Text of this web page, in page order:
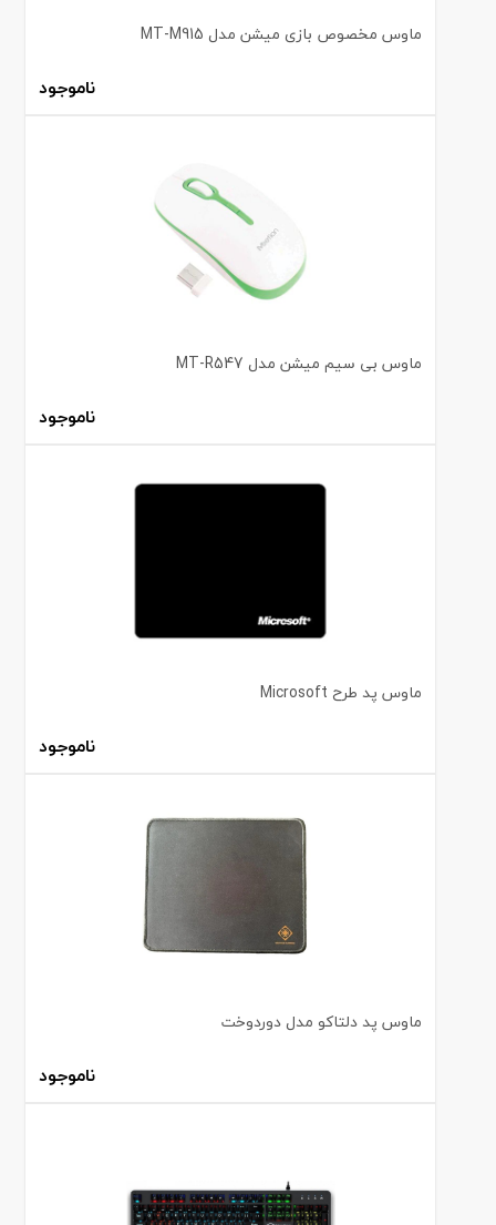
ماوس مخصوص بازی میشن مدل MT-M915
ناموجود
ماوس بی سیم میشن مدل MT-R547
ناموجود
ماوس پد طرح Microsoft
ناموجود
ماوس پد دلتاکو مدل دوردوخت
ناموجود